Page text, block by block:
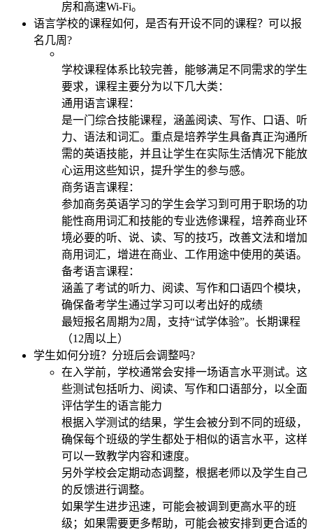
房和高速Wi-Fi。
语言学校的课程如何，是否有开设不同的课程？可以报
名几周?
学校课程体系比较完善，能够满足不同需求的学生
要求，课程主要分为以下几大类：
通用语言课程：
是一门综合技能课程，涵盖阅读、写作、口语、听
力、语法和词汇。重点是培养学生具备真正沟通所
需的英语技能，并且让学生在实际生活情况下能放
心运用这些知识，提升学生的参与感。
商务语言课程：
参加商务英语学习的学生会学习到可用于职场的功
能性商用词汇和技能的专业选修课程，培养商业环
境必要的听、说、读、写的技巧，改善文法和增加
商用词汇，增进在商业、工作用途中使用的英语。
备考语言课程：
涵盖了考试的听力、阅读、写作和口语四个模块，
确保备考学生通过学习可以考出好的成绩
最短报名周期为2周，支持“试学体验”。长期课程
（12周以上）
学生如何分班？分班后会调整吗?
在入学前，学校通常会安排一场语言水平测试。这
些测试包括听力、阅读、写作和口语部分，以全面
评估学生的语言能力
根据入学测试的结果，学生会被分到不同的班级，
确保每个班级的学生都处于相似的语言水平，这样
可以一致教学内容和速度。
另外学校会定期动态调整，根据老师以及学生自己
的反馈进行调整。
如果学生进步迅速，可能会被调到更高水平的班
级；如果需要更多帮助，可能会被安排到更合适的